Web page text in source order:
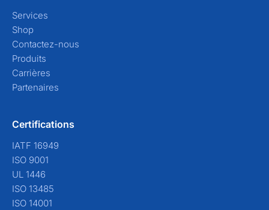
Services
Shop
Contactez-nous
Produits
Carrières
Partenaires
Certifications
IATF 16949
ISO 9001
UL 1446
ISO 13485
ISO 14001